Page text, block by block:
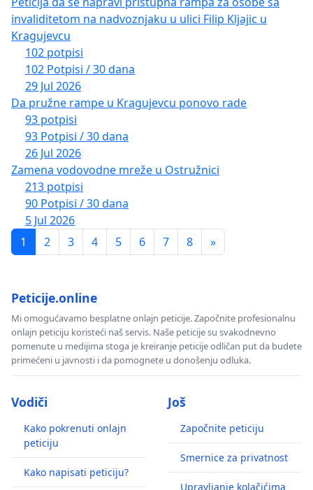
invaliditetom na nadvoznjaku u ulici Filip Kljajic u
Kragujevcu
102 potpisi
102 Potpisi / 30 dana
29 Jul 2026
Da pružne rampe u Kragujevcu ponovo rade
93 potpisi
93 Potpisi / 30 dana
26 Jul 2026
Zamena vodovodne mreže u Ostružnici
213 potpisi
90 Potpisi / 30 dana
5 Jul 2026
1
2 3 4 5 6 7 8 »
Peticije.online
Mi omogućavamo besplatne onlajn peticije. Započnite profesionalnu
onlajn peticiju koristeći naš servis. Naše peticije su svakodnevno
pomenute u medijima stoga je kreiranje peticije odličan put da budete
primećeni u javnosti i da pomognete u donošenju odluka.
Vodiči
Kako pokrenuti onlajn
peticiju
Kako napisati peticiju?
Još
Započnite peticiju
Smernice za privatnost
Upravljanje kolačićima